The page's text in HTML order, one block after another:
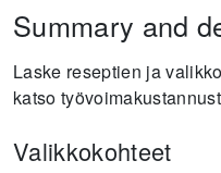
Summary and
Laske reseptien ja
katso
Valikkokohteet